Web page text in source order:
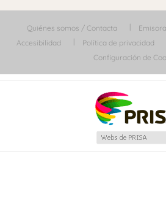
Quiénes somos / Contacta
Accesibilidad
Política de privacidad
Configuración de